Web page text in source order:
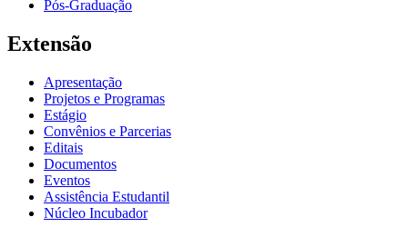
Pós-Graduação
Extensão
Apresentação
Projetos e Programas
Estágio
Convênios e Parcerias
Editais
Documentos
Eventos
Assistência Estudantil
Núcleo Incubador